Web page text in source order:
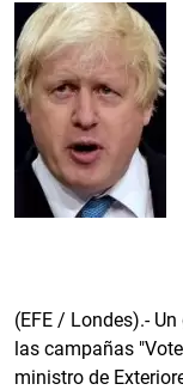
(EFE / Londes).-
las campañas
ministro de